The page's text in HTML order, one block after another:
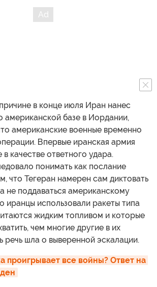
в конце июля Иран нанес
американской базе в Иордании,
американские военные временно
Впервые иранская армия
качестве ответного удара.
понимать как послание
что Тегеран намерен сам диктовать
не поддаваться американскому
иранцы использовали ракеты типа
жидким топливом и которые
чем многие другие в их
речь шла о выверенной эскалации.
проигрывает все войны? Ответ на